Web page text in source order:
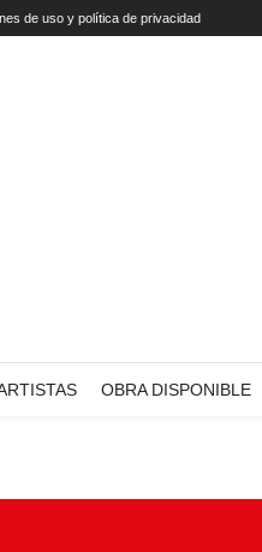
de uso y política de privacidad
OBRA DISPONIBLE